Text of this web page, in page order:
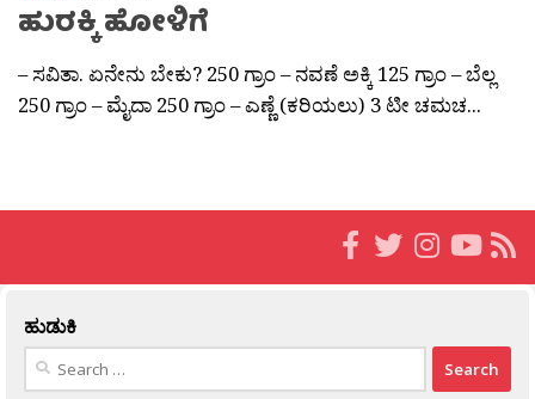
ಹುರಕ್ಕಿ ಹೋಳಿಗೆ
– ಸವಿತಾ. ಏನೇನು ಬೇಕು? 250 ಗ್ರಾಂ – ನವಣೆ ಅಕ್ಕಿ 125 ಗ್ರಾಂ – ಬೆಲ್ಲ
250 ಗ್ರಾಂ – ಮೈದಾ 250 ಗ್ರಾಂ – ಎಣ್ಣೆ (ಕರಿಯಲು) 3 ಟೀ ಚಮಚ...
ಹುಡುಕಿ
Search